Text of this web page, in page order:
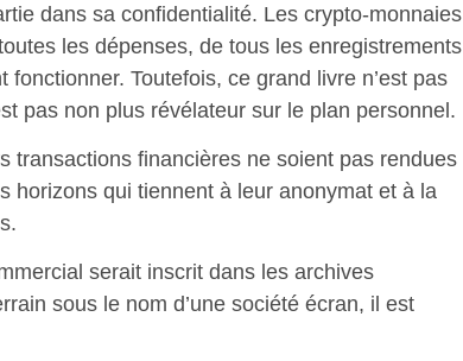
dans sa confidentialité. Les crypto-monnaies
les dépenses, de tous les enregistrements
Toutefois, ce grand livre n’est pas
pas non plus révélateur sur le plan personnel.
transactions financières ne soient pas rendues
horizons qui tiennent à leur anonymat et à la
serait inscrit dans les archives
sous le nom d’une société écran, il est